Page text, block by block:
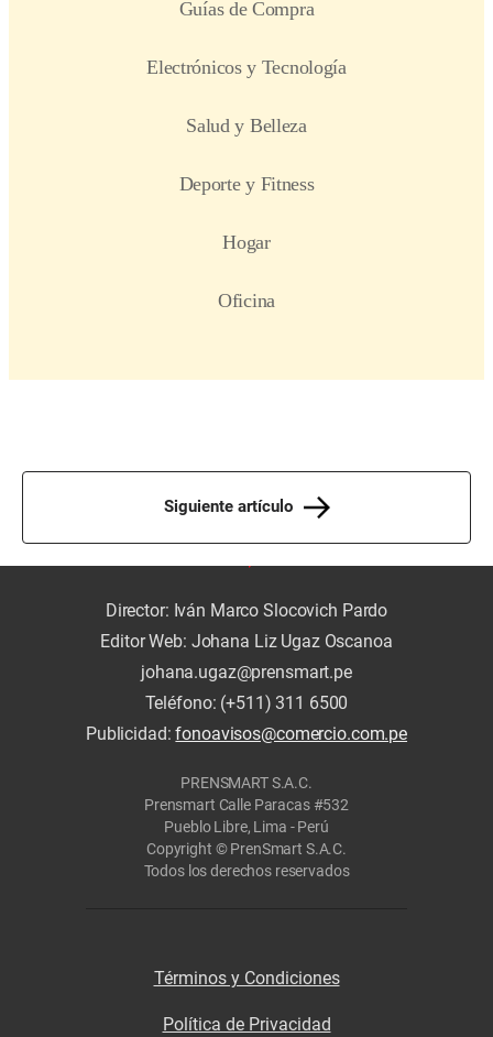
Siguiente artículo
Director: Iván Marco Slocovich Pardo
Editor Web: Johana Liz Ugaz Oscanoa
johana.ugaz@prensmart.pe
Teléfono: (+511) 311 6500
Publicidad:fonoavisos@comercio.com.pe
PRENSMART S.A.C.
Prensmart Calle Paracas #532
Pueblo Libre, Lima - Perú
Copyright © PrenSmart S.A.C.
Todos los derechos reservados
Términos y Condiciones
Política de Privacidad